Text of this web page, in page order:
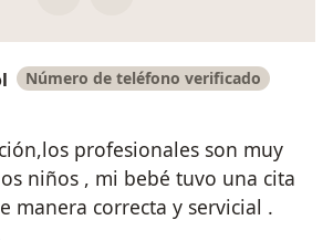
Número de teléfono verificado
profesionales son muy
niños , mi bebé tuvo una cita
manera correcta y servicial .